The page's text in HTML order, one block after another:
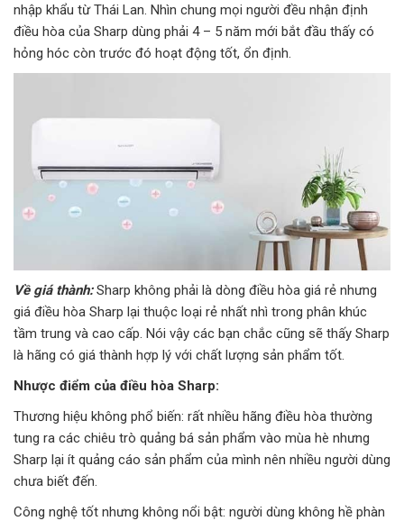
nhập khẩu từ Thái Lan. Nhìn chung mọi người đều nhận định
điều hòa của Sharp dùng phải 4 – 5 năm mới bắt đầu thấy có
hỏng hóc còn trước đó hoạt động tốt, ổn định.
Về giá thành:Sharp không phải là dòng điều hòa giá rẻ nhưng
giá điều hòa Sharp lại thuộc loại rẻ nhất nhì trong phân khúc
tầm trung và cao cấp. Nói vậy các bạn chắc cũng sẽ thấy Sharp
là hãng có giá thành hợp lý với chất lượng sản phẩm tốt.
Nhược điểm của điều hòa Sharp:
Thương hiệu không phổ biến: rất nhiều hãng điều hòa thường
tung ra các chiêu trò quảng bá sản phẩm vào mùa hè nhưng
Sharp lại ít quảng cáo sản phẩm của mình nên nhiều người dùng
chưa biết đến.
Công nghệ tốt nhưng không nổi bật: người dùng không hề phàn